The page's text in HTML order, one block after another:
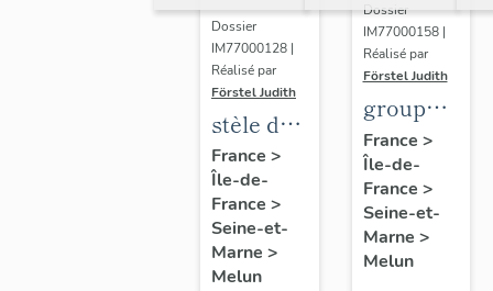
Dossier
IM77000128 |
Réalisé par
Förstel Judith
stèle de
Marguerite
Lamour
France >
Île-de-
France >
Seine-et-
Marne >
Melun
Dossier
IM77000158 |
Réalisé par
Förstel Judith
groupe
des
Trois
Grâces
France >
Île-de-
France >
Seine-et-
Marne >
Melun